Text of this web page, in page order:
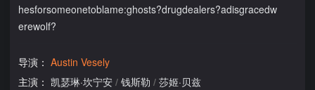
hesforsomeonetoblame:ghosts?drugdealers?adisgracedw
erewolf?
导演： Austin Vesely
主演： 凯瑟琳·坎宁安 / 钱斯勒 / 莎姬·贝兹